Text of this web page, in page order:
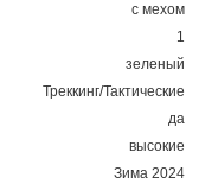
с мехом
1
зеленый
Треккинг/Тактические
да
высокие
Зима 2024